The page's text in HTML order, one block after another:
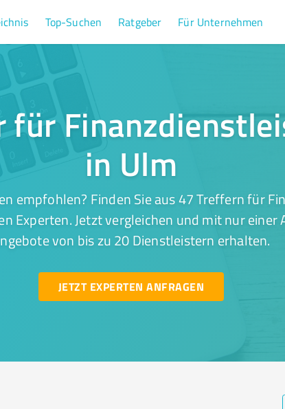
Top-Suchen Ratgeber Für Unternehmen
für
in Ulm
empfohlen? Finden Sie aus 47 Treffern für
Experten. Jetzt vergleichen und mit nur einer
von bis zu 20 Dienstleistern erhalten.
JETZT EXPERTEN ANFRAGEN